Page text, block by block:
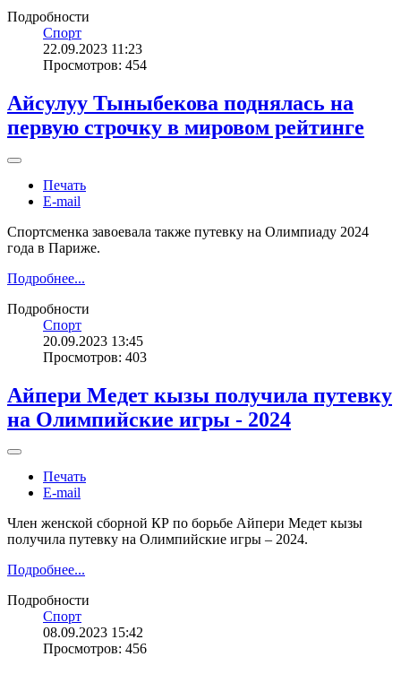
Подробности
Спорт
22.09.2023 11:23
Просмотров: 454
Айсулуу Тыныбекова поднялась на
первую строчку в мировом рейтинге
Печать
E-mail
Спортсменка завоевала также путевку на Олимпиаду 2024
года в Париже.
Подробнее...
Подробности
Спорт
20.09.2023 13:45
Просмотров: 403
Айпери Медет кызы получила путевку
на Олимпийские игры - 2024
Печать
E-mail
Член женской сборной КР по борьбе Айпери Медет кызы
получила путевку на Олимпийские игры – 2024.
Подробнее...
Подробности
Спорт
08.09.2023 15:42
Просмотров: 456